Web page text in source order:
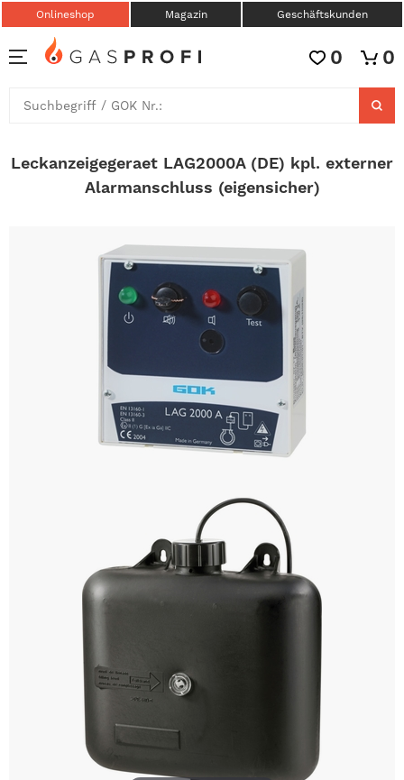
Onlineshop Magazin Geschäftskunden
0 0
Leckanzeigegeraet LAG2000A (DE) kpl. externer
Alarmanschluss (eigensicher)